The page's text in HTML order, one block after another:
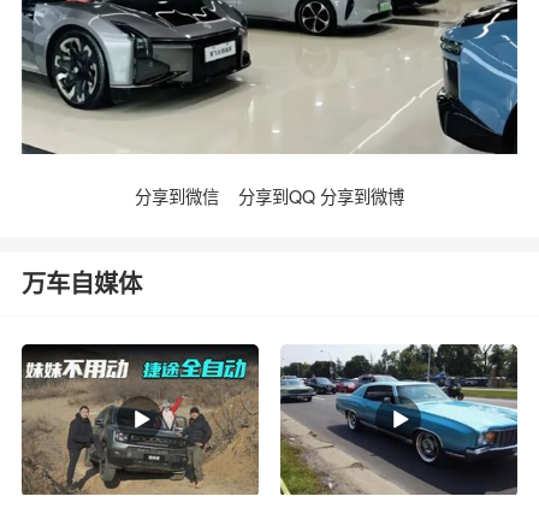
分享到微信 分享到QQ 分享到微博
万车自媒体